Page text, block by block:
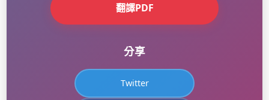
翻譯PDF
分享
Twitter